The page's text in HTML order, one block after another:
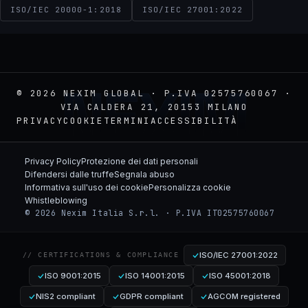
ISO/IEC 20000-1:2018 ISO/IEC 27001:2022
© 2026 NEXIM GLOBAL · P.IVA 02575760067 ·
VIA CALDERA 21, 20153 MILANO
PRIVACYCOOKIE TERMINI ACCESSIBILITÀ
NEXIM
Privacy PolicyProtezione dei dati personali
Difendersi dalle truffeSegnala abuso
Informativa sull'uso dei cookiePersonalizza cookie
Whistleblowing
© 2026 Nexim Italia S.r.l. · P.IVA IT02575760067
// CERTIFICATIONS & COMPLIANCE ISO/IEC 27001:2022
ISO 9001:2015 ISO 14001:2015 ISO 45001:2018
NIS2 compliant GDPR compliant AGCOM registered